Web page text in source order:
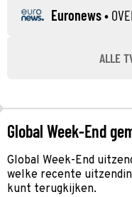
Euronews•
ALLE
Global Week-End
Global Week-End
welke recente
kunt terugkijken.